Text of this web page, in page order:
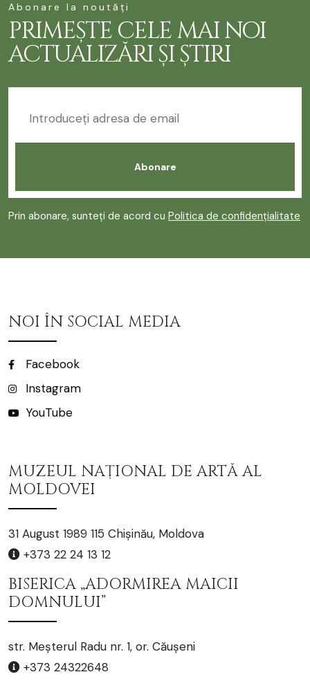
Abonare la noutăți
PRIMEȘTE CELE MAI NOI
ACTUALIZĂRI ȘI ȘTIRI
Prin abonare, sunteți de acord cu Politica de confidențialitate
NOI ÎN SOCIAL MEDIA
Facebook
Instagram
YouTube
MUZEUL NAȚIONAL DE ARTĂ AL
MOLDOVEI
31 August 1989 115 Chișinău, Moldova
+373 22 24 13 12
BISERICA „ADORMIREA MAICII
DOMNULUI”
str. Meșterul Radu nr. 1, or. Căușeni
+373 24322648